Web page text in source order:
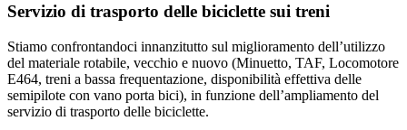
Servizio di trasporto delle biciclette sui treni
Stiamo confrontandoci innanzitutto sul miglioramento dell’utilizzo
del materiale rotabile, vecchio e nuovo (Minuetto, TAF, Locomotore
E464, treni a bassa frequentazione, disponibilità effettiva delle
semipilote con vano porta bici), in funzione dell’ampliamento del
servizio di trasporto delle biciclette.